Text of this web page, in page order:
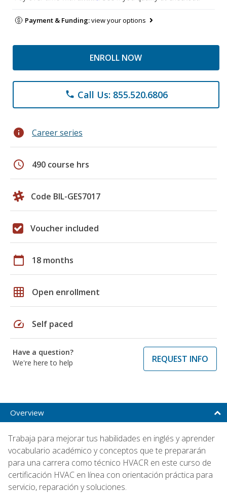
Payment & Funding:view your options
ENROLL NOW
phone Call Us: 855.520.6806
info Career series
schedule 490 course hrs
Code BIL-GES7017
Voucher included
calendar_today 18 months
grid_on Open enrollment
speed Self paced
Have a question?
We're here to help
REQUEST INFO
Overview
Trabaja para mejorar tus habilidades en inglés y aprender
vocabulario académico y conceptos que te prepararán
para una carrera como técnico HVACR en este curso de
certificación HVAC en línea con orientación práctica para
servicio, reparación y soluciones.